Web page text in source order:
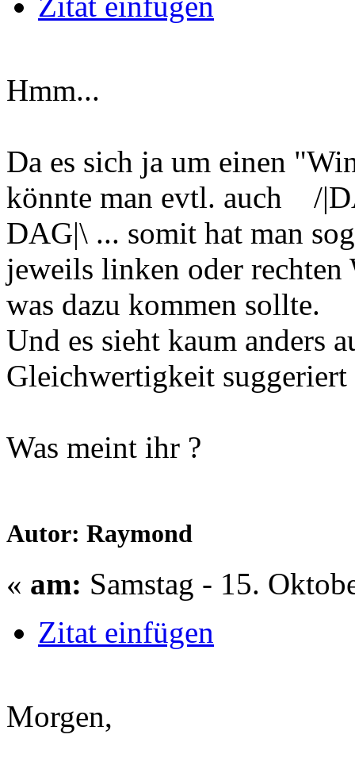
Hmm...
Da es sich ja um einen
könnte man evtl. auch /
DAG|\ ... somit hat man
jeweils linken oder
was dazu kommen sollte.
Und es sieht kaum anders
Gleichwertigkeit suggeriert
Was meint ihr ?
Autor: Raymond
« am: Samstag - 15.
Zitat einfügen
Morgen,